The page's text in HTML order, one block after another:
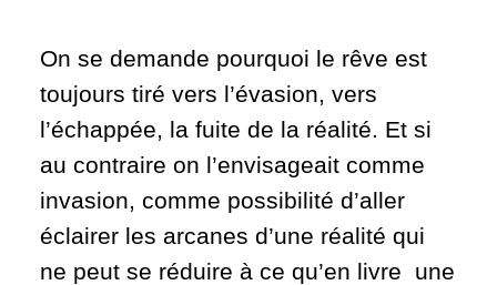
On se demande pourquoi le rêve est
toujours tiré vers l’évasion, vers
l’échappée, la fuite de la réalité. Et si
au contraire on l’envisageait comme
invasion, comme possibilité d’aller
éclairer les arcanes d’une réalité qui
ne peut se réduire à ce qu’en livre une